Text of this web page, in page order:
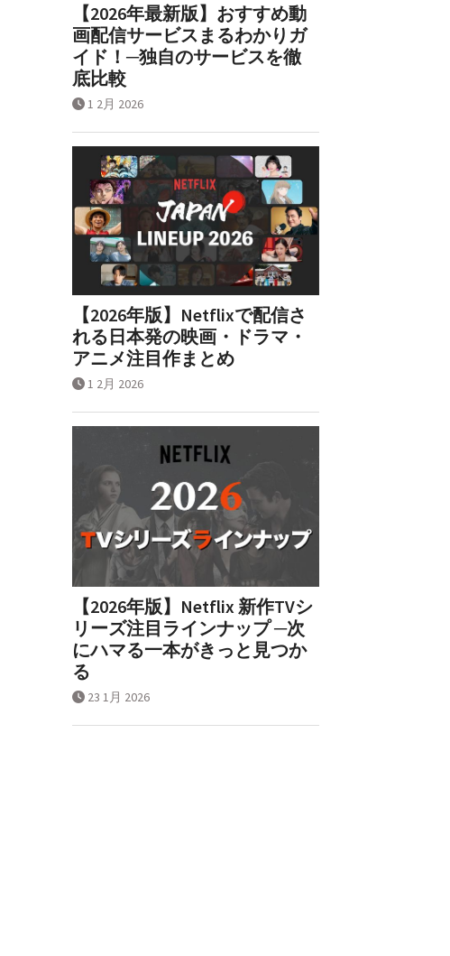
【2026年最新版】おすすめ動
画配信サービスまるわかりガ
イド！─独自のサービスを徹
底比較
1 2月 2026
【2026年版】Netflixで配信さ
れる日本発の映画・ドラマ・
アニメ注目作まとめ
1 2月 2026
【2026年版】Netflix 新作TVシ
リーズ注目ラインナップ ─次
にハマる一本がきっと見つか
る
23 1月 2026